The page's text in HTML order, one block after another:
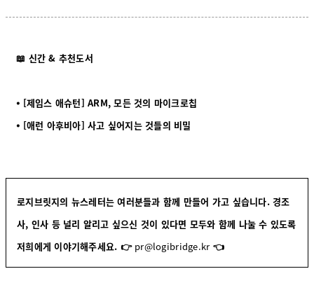
📖 신간 & 추천도서
⦁ [제임스 애슈턴] ARM, 모든 것의 마이크로칩
⦁ [애런 아후비아] 사고 싶어지는 것들의 비밀
로지브릿지의 뉴스레터는 여러분들과 함께 만들어 가고 싶습니다. 경조
사, 인사 등 널리 알리고 싶으신 것이 있다면 모두와 함께 나눌 수 있도록
저희에게 이야기해주세요. 👉 pr@logibridge.kr 👈